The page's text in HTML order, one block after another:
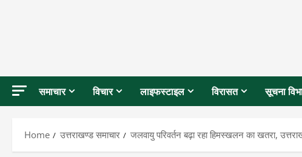
समाचार विचार लाइफस्टाइल विरासत सूचना
Home उत्तराखण्ड समाचार जलवायु परिवर्तन बढ़ा रहा हिमस्खलन का खतरा,